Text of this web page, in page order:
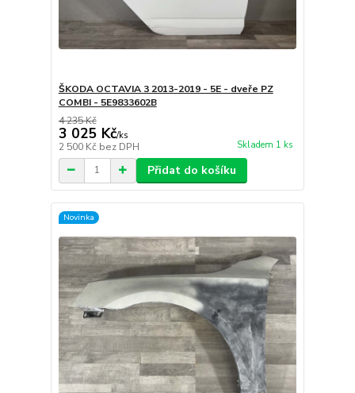
ŠKODA OCTAVIA 3 2013-2019 - 5E - dveře PZ
COMBI - 5E9833602B
4 235 Kč
3 025 Kč/ks
2 500 Kč bez DPH Skladem 1 ks
Přidat do košíku
Novinka